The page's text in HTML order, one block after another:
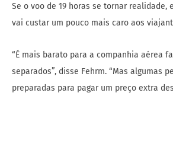
Se o voo de 19 horas se tornar realidade,
vai custar um pouco mais caro aos
“É mais barato para a companhia aérea
separados”, disse Fehrm. “Mas algumas
preparadas para pagar um preço extra